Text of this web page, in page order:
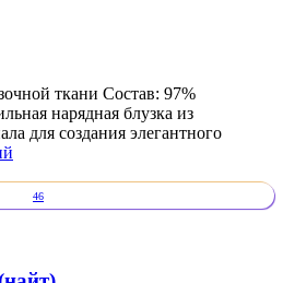
ткани Состав: 97%
нарядная блузка из
для создания элегантного
46